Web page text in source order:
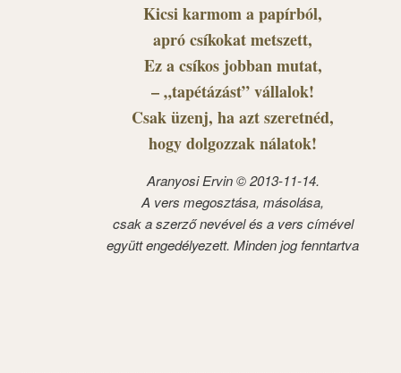
Kicsi karmom a papírból,
apró csíkokat metszett,
Ez a csíkos jobban mutat,
– „tapétázást” vállalok!
Csak üzenj, ha azt szeretnéd,
hogy dolgozzak nálatok!
Aranyosi Ervin © 2013-11-14.
A vers megosztása, másolása,
csak a szerző nevével és a vers címével
együtt engedélyezett. Minden jog fenntartva